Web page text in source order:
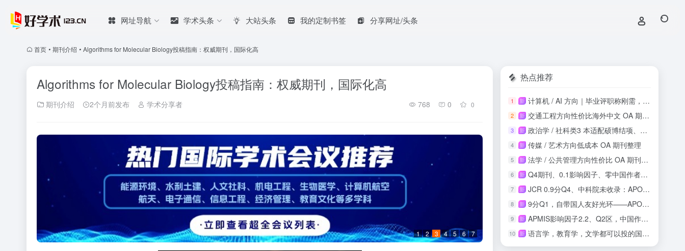
网址导航 学术头条 大站头条 我的定制书签 分享网址/头条
首页 • 期刊介绍 • Algorithms for Molecular Biology投稿指南：权威期刊，国际化高
Algorithms for Molecular Biology投稿指南：权威期刊，国际化高
期刊介绍 2个月前发布 学术分享者 768 0 0
1 2 3 4 5 6 7
热点推荐
1 新 计算机 / AI 方向｜毕业评职称刚需，知网稳定收录
2 新 交通工程方向性价比海外中文 OA 期刊投稿整理
3 新 政治学 / 社科类3 本适配硕博结项、课程论文
4 新 传媒 / 艺术方向低成本 OA 期刊整理
5 新 法学 / 公共管理方向性价比 OA 期刊整理
6 新 Q4期刊、0.1影响因子、零中国作者：这本SSCI收录吗？
7 新 JCR 0.9分Q4、中科院未收录：APOS正畸期刊投稿风险与机会实测
8 新 9分Q1，自带国人友好光环——APOPTOSIS影响因子再攀新高
9 新 APMIS影响因子2.2、Q2区，中国作者占比21.9%，这本刊值得投吗？
10 新 语言学，教育学，文学都可以投的国际期刊